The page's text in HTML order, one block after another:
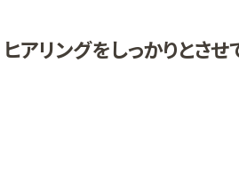
ヒアリングをしっかりとさせ